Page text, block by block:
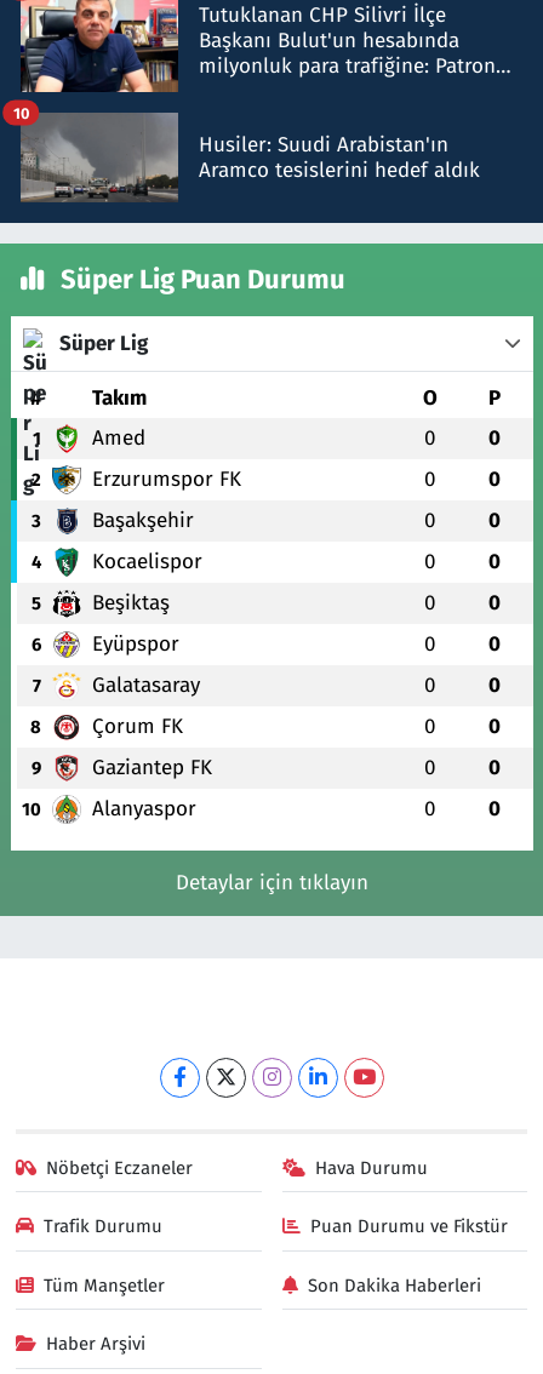
Tutuklanan CHP Silivri İlçe
Başkanı Bulut'un hesabında
milyonluk para trafiğine: Patron
Husiler: Suudi Arabistan'ın
Aramco tesislerini hedef aldık
10
Süper Lig Puan Durumu
Süper Lig
# Takım O P
1 Amed 0 0
2 Erzurumspor FK 0 0
3 Başakşehir 0 0
4 Kocaelispor 0 0
5 Beşiktaş 0 0
6 Eyüpspor 0 0
7 Galatasaray 0 0
8 Çorum FK 0 0
9 Gaziantep FK 0 0
10 Alanyaspor 0 0
Detaylar için tıklayın
Nöbetçi Eczaneler Hava Durumu
Trafik Durumu Puan Durumu ve Fikstür
Tüm Manşetler Son Dakika Haberleri
Haber Arşivi